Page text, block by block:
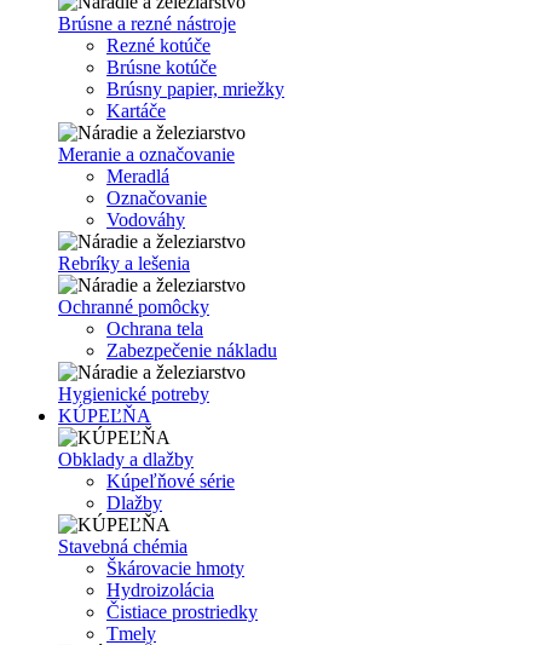
Brúsne a rezné nástroje
Rezné kotúče
Brúsne kotúče
Brúsny papier, mriežky
Kartáče
Meranie a označovanie
Meradlá
Označovanie
Vodováhy
Rebríky a lešenia
Ochranné pomôcky
Ochrana tela
Zabezpečenie nákladu
Hygienické potreby
KÚPEĽŇA
Obklady a dlažby
Kúpeľňové série
Dlažby
Stavebná chémia
Škárovacie hmoty
Hydroizolácia
Čistiace prostriedky
Tmely